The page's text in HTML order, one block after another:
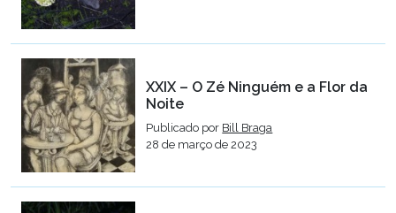
XXIX – O Zé Ninguém e a Flor da
Noite
Publicado por Bill Braga
28 de março de 2023